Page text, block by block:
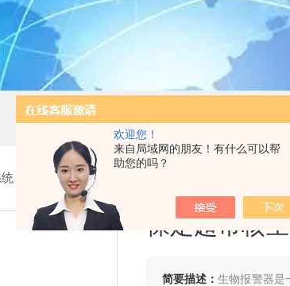
欢迎您！
来自局域网的朋友！有什么可以帮
助您的吗？
6.生物报警器 > 保定超市核生化地下人防生物
保定超市核
简要描述： 生物报警器是